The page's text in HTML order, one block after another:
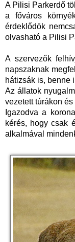
A Pilisi Parkerdő
a főváros
érdeklődök
olvasható a Pilisi
A szervezők
napszaknak
hátizsák is, benne
Az állatok
vezetett túrákon
Igazodva a
kérés, hogy csak
alkalmával